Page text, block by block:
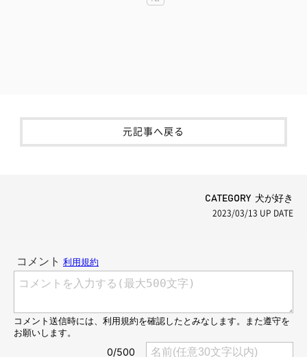
元記事へ戻る
CATEGORY 犬が好き
2023/03/13 UP DATE